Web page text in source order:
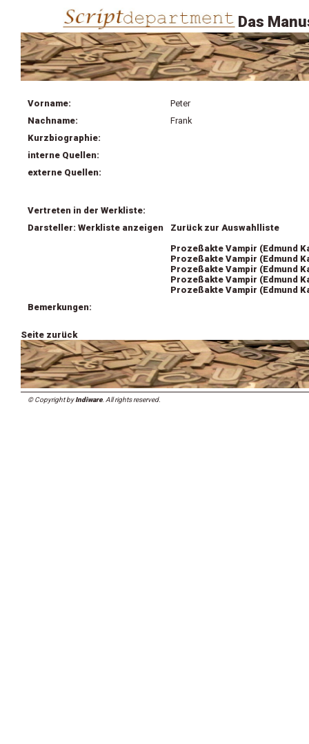
Das
Vorname:
Peter
Nachname:
Frank
Kurzbiographie:
interne Quellen:
externe Quellen:
Vertreten in der Werkliste:
Darsteller: Werkliste anzeigen
Zurück zur Auswahlliste
Prozeßakte Vampir (Edmund
Prozeßakte Vampir (Edmund
Prozeßakte Vampir (Edmund
Prozeßakte Vampir (Edmund
Prozeßakte Vampir (Edmund
Bemerkungen:
Seite zurück
© Copyright byIndiware. All rights reserved.